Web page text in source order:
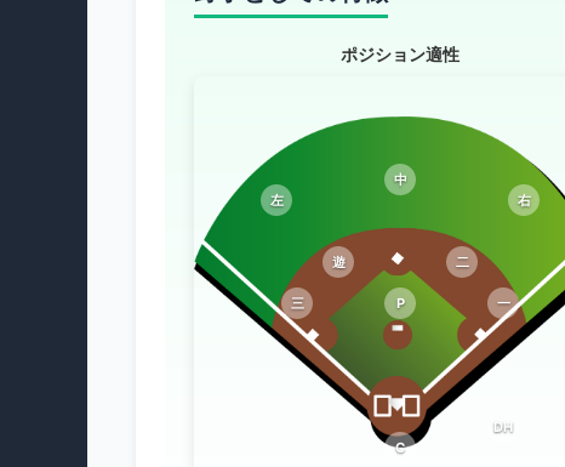
ポジション適性
P
C
一
二
三
遊
左
中
右
DH